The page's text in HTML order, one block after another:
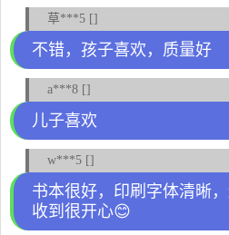
草***5 []
不错，孩子喜欢，质量好
a***8 []
儿子喜欢
w***5 []
书本很好，印刷字体清晰
收到很开心😊